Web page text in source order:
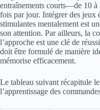
entraînements courts—de 10
fois par jour. Intégrer des jeux
stimulantes mentalement est
son attention. Par ailleurs, la
l’approche est une clé de
doit être formulé de manière
mémorise efficacement.
Le tableau suivant récapitule
l’apprentissage des